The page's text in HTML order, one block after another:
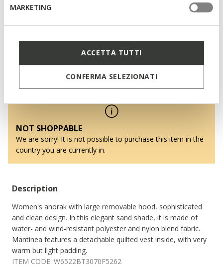
MARKETING
ACCETTA TUTTI
CONFERMA SELEZIONATI
Mantinea Woman
NOT SHOPPABLE
We are sorry! It is not possible to purchase this item in the
country you are currently in.
Description
Women's anorak with large removable hood, sophisticated
and clean design. In this elegant sand shade, it is made of
water- and wind-resistant polyester and nylon blend fabric.
Mantinea features a detachable quilted vest inside, with very
warm but light padding.
ITEM CODE: W6522BT3070F5262